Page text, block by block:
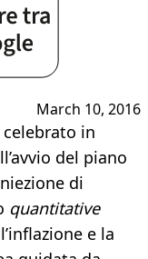
March 10, 2016
celebrato in
del piano
di
quantitative
e la